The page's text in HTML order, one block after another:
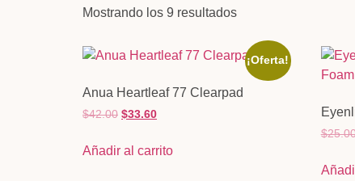
Mostrando los 9 resultados
¡Oferta!
Anua Heartleaf 77 Clearpad
$42.00 $33.60
Añadir al carrito
$